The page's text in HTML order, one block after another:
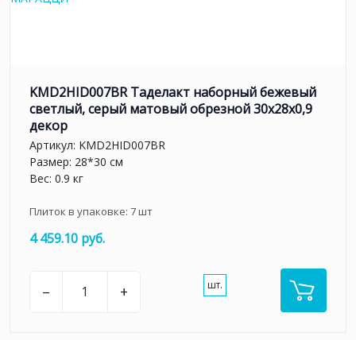
KMD2HID007BR Таделакт наборный бежевый
светлый, серый матовый обрезной 30x28x0,9
декор
Артикул: KMD2HID007BR
Размер: 28*30 см
Вес: 0.9 кг
Плиток в упаковке: 7шт
4 459.10 руб.
– + шт.